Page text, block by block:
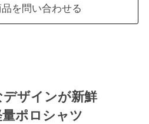
を問い合わせる
ザインが新鮮
ポロシャツ